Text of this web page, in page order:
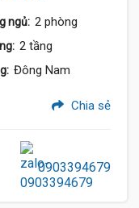
ngủ: 2 phòng
2 tầng
Đông Nam
Chia sẻ
0903394679